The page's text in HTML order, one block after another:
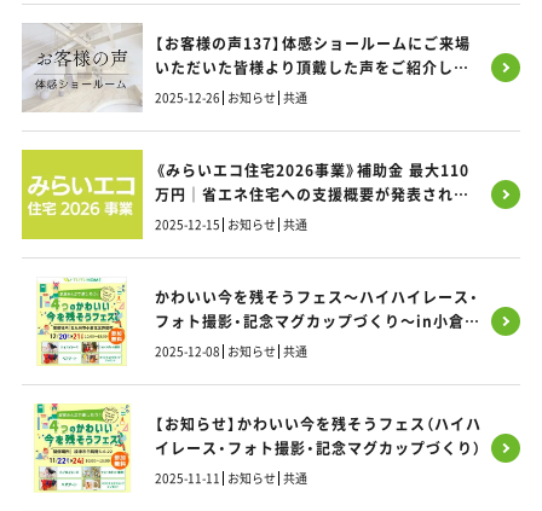
【お客様の声137】体感ショールームにご来場
いただいた皆様より頂戴した声をご紹介しま
す！
2025-12-26 お知らせ 共通
《みらいエコ住宅2026事業》補助金 最大110
万円｜省エネ住宅への支援概要が発表されま
した｜福岡・熊本・佐賀のお家づくり｜悠悠ホ
2025-12-15 お知らせ 共通
かわいい今を残そうフェス～ハイハイレース・
フォト撮影・記念マグカップづくり～in小倉北
区 開催のお知らせ
2025-12-08 お知らせ 共通
【お知らせ】かわいい今を残そうフェス（ハイハ
イレース・フォト撮影・記念マグカップづくり）
2025-11-11 お知らせ 共通